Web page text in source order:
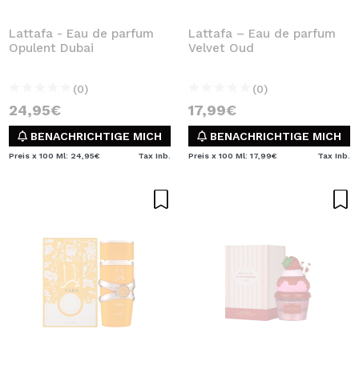
Lattafa - Eau de parfum
Opulent Dubai
(0)
24,95€
BENACHRICHTIGE MICH
Preis x 100 Ml: 24,95€ Tax Inb.
Lattafa – Eau de parfum
Velvet Oud
(0)
17,99€
BENACHRICHTIGE MICH
Preis x 100 Ml: 17,99€ Tax Inb.